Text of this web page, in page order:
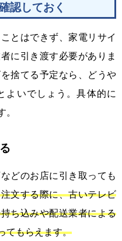
認しておく
とはできず、家電リサイ
に引き渡す必要がありま
捨てる予定なら、どうや
よいでしょう。具体的に
。
どのお店に引き取っても
文する際に、古いテレビ
ち込みや配送業者による
てもらえます。